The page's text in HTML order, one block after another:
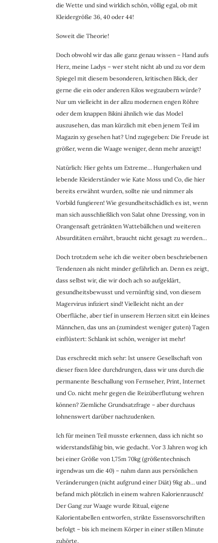
die Wette und sind wirklich schön, völlig egal, ob mit
Kleidergröße 36, 40 oder 44!
Soweit die Theorie!
Doch obwohl wir das alle ganz genau wissen – Hand aufs
Herz, meine Ladys – wer steht nicht ab und zu vor dem
Spiegel mit diesem besonderen, kritischen Blick, der
gerne die ein oder anderen Kilos wegzaubern würde?
Nur um vielleicht in der allzu modernen engen Röhre
oder dem knappen Bikini ähnlich wie das Model
auszusehen, das man kürzlich mit eben jenem Teil im
Magazin xy gesehen hat? Und zugegeben: Die Freude ist
größer, wenn die Waage weniger, denn mehr anzeigt!
Natürlich: Hier gehts um Extreme… Hungerhaken und
lebende Kleiderständer wie Kate Moss und Co, die hier
bereits erwähnt wurden, sollte nie und nimmer als
Vorbild fungieren! Wie gesundheitschädlich es ist, wenn
man sich ausschließlich von Salat ohne Dressing, von in
Orangensaft getränkten Wattebällchen und weiteren
Absurditäten ernährt, braucht nicht gesagt zu werden…
Doch trotzdem sehe ich die weiter oben beschriebenen
Tendenzen als nicht minder gefährlich an. Denn es zeigt,
dass selbst wir, die wir doch ach so aufgeklärt,
gesundheitsbewusst und vernünftig sind, von diesem
Magervirus infiziert sind! Vielleicht nicht an der
Oberfläche, aber tief in unserem Herzen sitzt ein kleines
Männchen, das uns an (zumindest weniger guten) Tagen
einflüstert: Schlank ist schön, weniger ist mehr!
Das erschreckt mich sehr: Ist unsere Gesellschaft von
dieser fixen Idee durchdrungen, dass wir uns durch die
permanente Beschallung von Fernseher, Print, Internet
und Co. nicht mehr gegen die Reizüberflutung wehren
können? Ziemliche Grundsatzfrage – aber durchaus
lohnenswert darüber nachzudenken.
Ich für meinen Teil musste erkennen, dass ich nicht so
widerstandsfähig bin, wie gedacht. Vor 3 Jahren wog ich
bei einer Größe von 1,75m 70kg (größentechnisch
irgendwas um die 40) – nahm dann aus persönlichen
Veränderungen (nicht aufgrund einer Diät) 9kg ab… und
befand mich plötzlich in einem wahren Kalorienrausch!
Der Gang zur Waage wurde Ritual, eigene
Kalorientabellen entworfen, strikte Essensvorschriften
befolgt – bis ich meinem Körper in einer stillen Minute
zuhörte.